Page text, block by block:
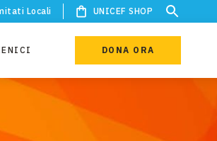
Locali UNICEF SHOP
DONA ORA